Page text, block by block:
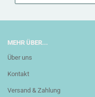
MEHR ÜBER...
Über uns
Kontakt
Versand & Zahlung